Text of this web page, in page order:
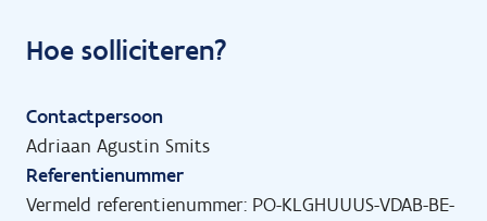
Hoe solliciteren?
Contactpersoon
Adriaan Agustin Smits
Referentienummer
Vermeld referentienummer: PO-KLGHUUUS-VDAB-BE-